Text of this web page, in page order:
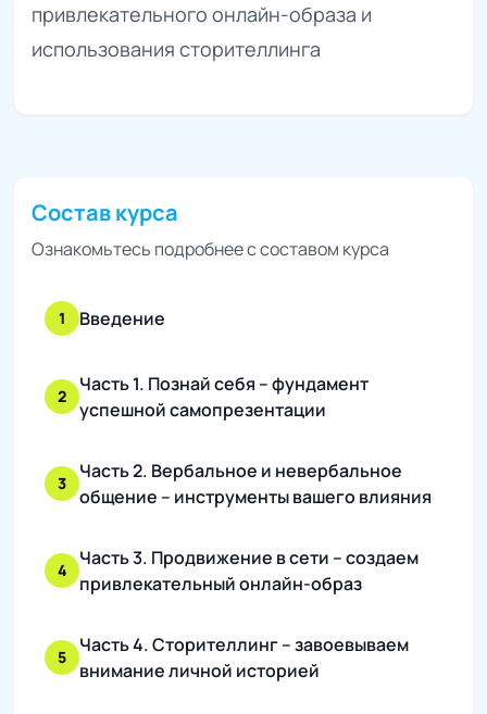
привлекательного онлайн-образа и
использования сторителлинга
Состав курса
Ознакомьтесь подробнее с составом курса
1 Введение
2
Часть 1. Познай себя – фундамент
успешной самопрезентации
3
Часть 2. Вербальное и невербальное
общение – инструменты вашего влияния
4
Часть 3. Продвижение в сети – создаем
привлекательный онлайн-образ
5
Часть 4. Сторителлинг – завоевываем
внимание личной историей